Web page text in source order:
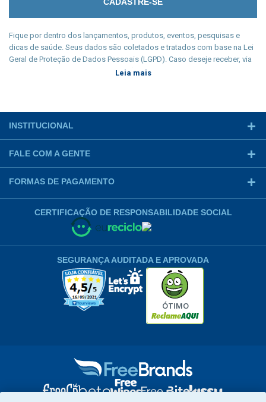
Fique por dentro dos lançamentos, produtos, eventos, pesquisas e
dicas de saúde. Seus dados são coletados e tratados com base na Lei
Geral de Proteção de Dados Pessoais (LGPD). Caso deseje receber, via
e-mail, qualquer tipo de comunicação, cadastre seu e-mail e participe
Leia mais
INSTITUCIONAL
FALE COM A GENTE
FORMAS DE PAGAMENTO
CERTIFICAÇÃO DE RESPONSABILIDADE SOCIAL
SEGURANÇA AUDITADA E APROVADA
ÓTIMO